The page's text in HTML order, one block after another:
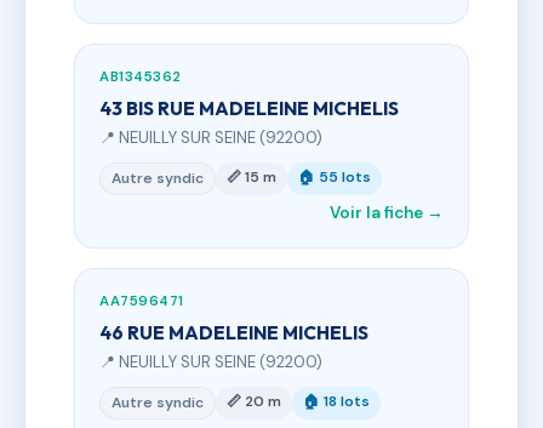
AB1345362
43 BIS RUE MADELEINE MICHELIS
📍 NEUILLY SUR SEINE (92200)
Autre syndic 📏 15 m 🏠 55 lots
Voir la fiche →
AA7596471
46 RUE MADELEINE MICHELIS
📍 NEUILLY SUR SEINE (92200)
Autre syndic 📏 20 m 🏠 18 lots